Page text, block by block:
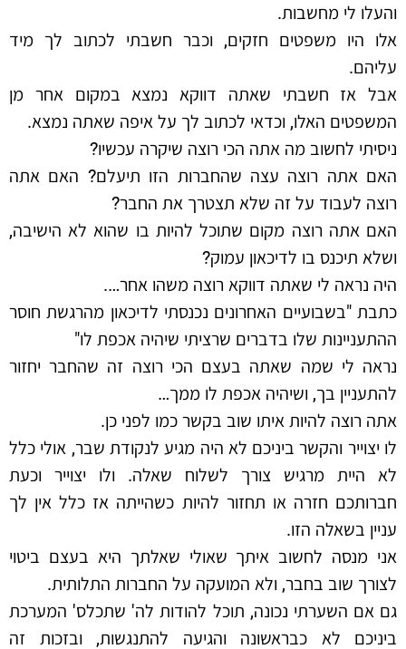
והעלו לי מחשבות.
אלו היו משפטים חזקים, וכבר חשבתי לכתוב לך מיד
עליהם.
אבל אז חשבתי שאתה דווקא נמצא במקום אחר מן
המשפטים האלו, וכדאי לכתוב לך על איפה שאתה נמצא.
ניסיתי לחשוב מה אתה הכי רוצה שיקרה עכשיו?
האם אתה רוצה עצה שהחברות הזו תיעלם? האם אתה
רוצה לעבוד על זה שלא תצטרך את החבר?
האם אתה רוצה מקום שתוכל להיות בו שהוא לא הישיבה,
ושלא תיכנס בו לדיכאון עמוק?
היה נראה לי שאתה דווקא רוצה משהו אחר….
כתבת "בשבועיים האחרונים נכנסתי לדיכאון מהרגשת חוסר
ההתעניינות שלו בדברים שרציתי שיהיה אכפת לו"
נראה לי שמה שאתה בעצם הכי רוצה זה שהחבר יחזור
להתעניין בך, ושיהיה אכפת לו ממך…
אתה רוצה להיות איתו שוב בקשר כמו לפני כן.
לו יצוייר והקשר ביניכם לא היה מגיע לנקודת שבר, אולי כלל
לא היית מרגיש צורך לשלוח שאלה. ולו יצוייר וכעת
חברותכם חזרה או תחזור להיות כשהייתה אז כלל אין לך
עניין בשאלה הזו.
אני מנסה לחשוב איתך שאולי שאלתך היא בעצם ביטוי
לצורך שוב בחבר, ולא המועקה על החברות התלותית.
גם אם השערתי נכונה, תוכל להודות לה' שתכלס' המערכת
ביניכם לא כבראשונה והגיעה להתנגשות, ובזכות זה